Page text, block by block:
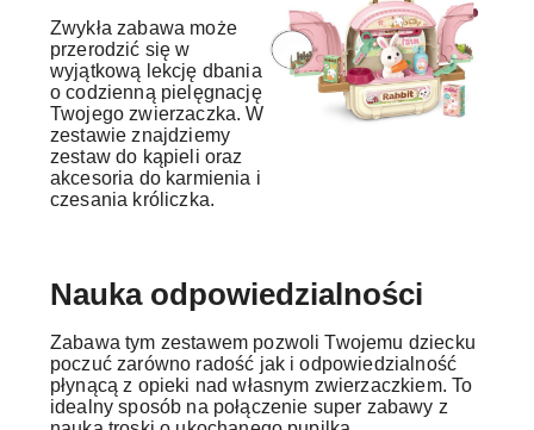
Zwykła zabawa może
przerodzić się w
wyjątkową lekcję dbania
o codzienną pielęgnację
Twojego zwierzaczka. W
zestawie znajdziemy
zestaw do kąpieli oraz
akcesoria do karmienia i
czesania króliczka.
Nauka odpowiedzialności
Zabawa tym zestawem pozwoli Twojemu dziecku
poczuć zarówno radość jak i odpowiedzialność
płynącą z opieki nad własnym zwierzaczkiem. To
idealny sposób na połączenie super zabawy z